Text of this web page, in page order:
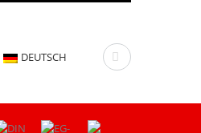
DEUTSCH